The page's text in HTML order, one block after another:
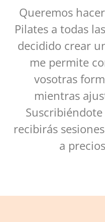
Queremos
Pilates a todas
decidido crear
me permite
vosotras
mientras
recibirás
a